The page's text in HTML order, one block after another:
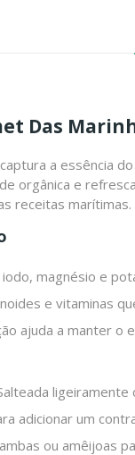
Das
a essência
orgânica e
receitas marítimas.
magnésio e
e vitaminas
ajuda a manter
ligeiramente
adicionar um
ou amêijoas